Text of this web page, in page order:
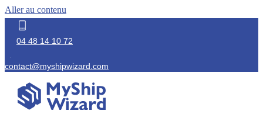
Aller au contenu
04 48 14 10 72
contact@myshipwizard.com